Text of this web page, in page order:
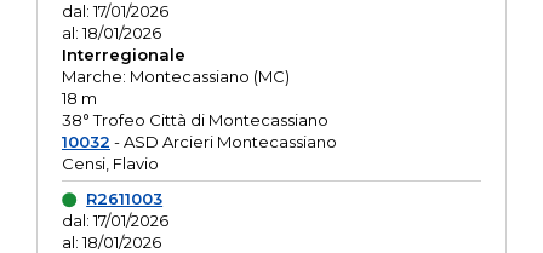
dal: 17/01/2026
al: 18/01/2026
Interregionale
Marche: Montecassiano (MC)
18 m
38° Trofeo Città di Montecassiano
10032 - ASD Arcieri Montecassiano
Censi, Flavio
R2611003
dal: 17/01/2026
al: 18/01/2026